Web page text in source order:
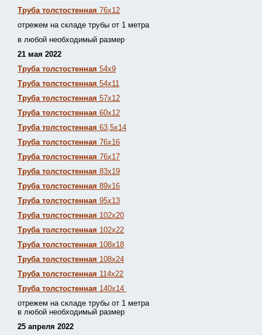
Труба толстостенная 76х12
отрежем на складе трубы от 1 метра
в любой необходимый размер
21 мая 2022
Труба толстостенная 54х9
Труба толстостенная 54х11
Труба толстостенная 57х12
Труба толстостенная 60х12
Труба толстостенная 63,5х14
Труба толстостенная 76х16
Труба толстостенная 76х17
Труба толстостенная 83х19
Труба толстостенная 89х16
Труба толстостенная 95х13
Труба толстостенная 102х20
Труба толстостенная 102х22
Труба толстостенная 108х18
Труба толстостенная 108х24
Труба толстостенная 114х22
Труба толстостенная 140х14
отрежем на складе трубы от 1 метра
в любой необходимый размер
25 апреля 2022